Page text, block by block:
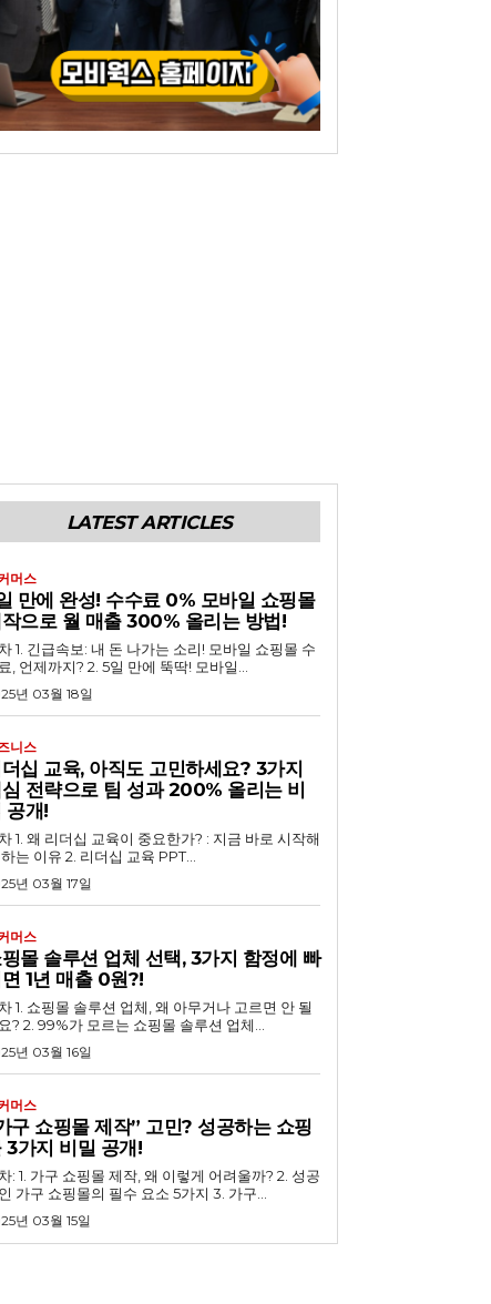
LATEST ARTICLES
머스
만에 완성! 수수료 0% 모바일 쇼핑몰
으로 월 매출 300% 올리는 방법!
! 모바일 쇼핑몰 수
, 언제까지? 2. 5일 만에 뚝딱! 모바일...
년 03월 18일
니스
십 교육, 아직도 고민하세요? 3가지
전략으로 팀 성과 200% 올리는 비
공개!
: 지금 바로 시작해
는 이유 2. 리더십 교육 PPT...
년 03월 17일
머스
몰 솔루션 업체 선택, 3가지 함정에 빠
1년 매출 0원?!
거나 고르면 안 될
? 2. 99%가 모르는 쇼핑몰 솔루션 업체...
년 03월 16일
머스
구 쇼핑몰 제작” 고민? 성공하는 쇼핑
3가지 비밀 공개!
: 1. 가구 쇼핑몰 제작, 왜 이렇게 어려울까? 2. 성공
가구 쇼핑몰의 필수 요소 5가지 3. 가구...
년 03월 15일